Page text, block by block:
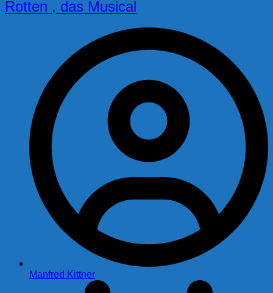
Rotten , das Musical
Manfred Kittner